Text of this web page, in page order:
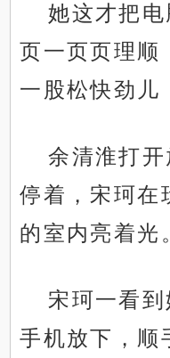
她这才把
页一页页理顺
一股松快劲儿
余清淮打
停着，宋珂在
的室内亮着光
宋珂一看
手机放下，顺